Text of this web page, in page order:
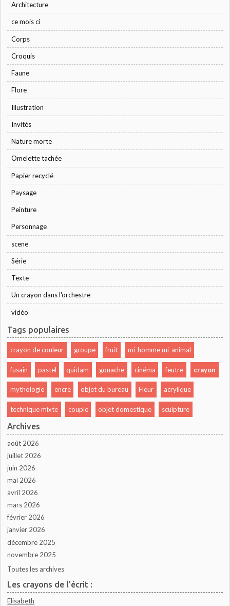
Architecture
ce mois ci
Corps
Croquis
Faune
Flore
Illustration
Invités
Nature morte
Omelette tachée
Papier recyclé
Paysage
Peinture
Personnage
scene
Série
Texte
Un crayon dans l'orchestre
vidéo
Tags populaires
crayon de couleur groupe fruit mi-homme mi-animal
fusain pastel quidam gouache cinéma feutre crayon
mythologie encre objet du bureau Fleur acrylique
technique mixte couple objet domestique sculpture
Archives
août 2026
juillet 2026
juin 2026
mai 2026
avril 2026
mars 2026
février 2026
janvier 2026
décembre 2025
novembre 2025
Toutes les archives
Les crayons de l'écrit :
Elisabeth